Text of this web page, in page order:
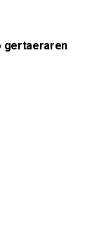
gertaeraren